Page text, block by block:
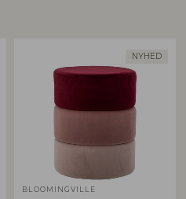
NYHED
BLOOMINGVILLE